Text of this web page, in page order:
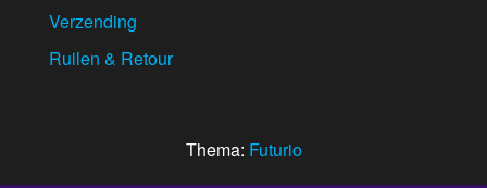
Verzending
Ruilen & Retour
Thema: Futurio